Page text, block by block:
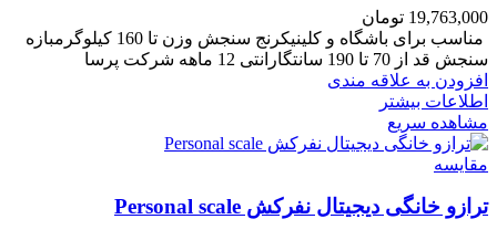
19,763,000 تومان
مناسب برای باشگاه و کلینیکرنج سنجش وزن تا 160 کیلوگرمبازه
سنجش قد از 70 تا 190 سانتگارانتی 12 ماهه شرکت پرسا
افزودن به علاقه مندی
اطلاعات بیشتر
مشاهده سریع
مقایسه
ترازو خانگی دیجیتال نفرکش Personal scale